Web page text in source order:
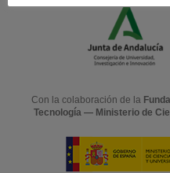
Con la colaboración de la
Tecnología — Ministerio de